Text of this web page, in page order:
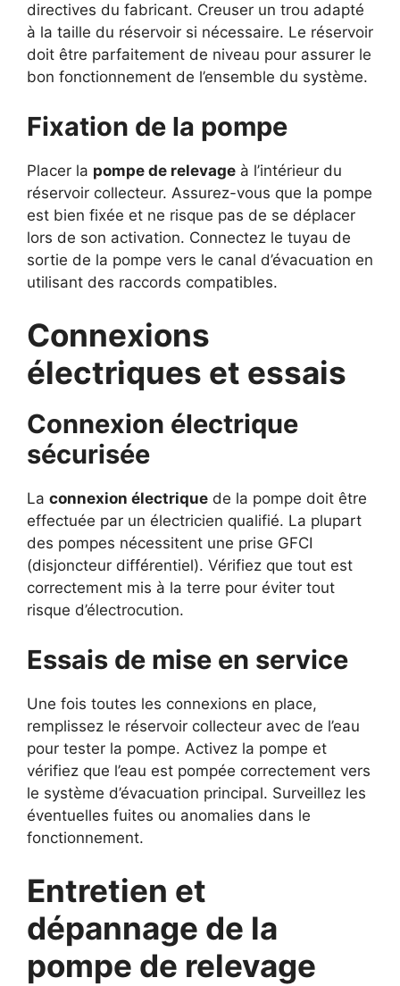
directives du fabricant. Creuser un trou adapté
à la taille du réservoir si nécessaire. Le réservoir
doit être parfaitement de niveau pour assurer le
bon fonctionnement de l’ensemble du système.
Fixation de la pompe
Placer la pompe de relevage à l’intérieur du
réservoir collecteur. Assurez-vous que la pompe
est bien fixée et ne risque pas de se déplacer
lors de son activation. Connectez le tuyau de
sortie de la pompe vers le canal d’évacuation en
utilisant des raccords compatibles.
Connexions
électriques et essais
Connexion électrique
sécurisée
La connexion électrique de la pompe doit être
effectuée par un électricien qualifié. La plupart
des pompes nécessitent une prise GFCI
(disjoncteur différentiel). Vérifiez que tout est
correctement mis à la terre pour éviter tout
risque d’électrocution.
Essais de mise en service
Une fois toutes les connexions en place,
remplissez le réservoir collecteur avec de l’eau
pour tester la pompe. Activez la pompe et
vérifiez que l’eau est pompée correctement vers
le système d’évacuation principal. Surveillez les
éventuelles fuites ou anomalies dans le
fonctionnement.
Entretien et
dépannage de la
pompe de relevage